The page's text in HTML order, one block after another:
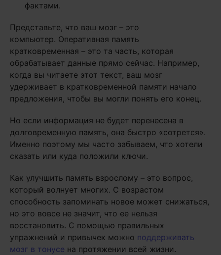
фактами.
Представьте, что ваш мозг – это
компьютер. Оперативная память
кратковременная – это та часть, которая
обрабатывает данные прямо сейчас. Например,
когда вы читаете этот текст, ваш мозг
удерживает в кратковременной памяти начало
предложения, чтобы вы могли понять его конец.
Но если информация не будет перенесена в
долговременную память, она быстро «сотрется».
Именно поэтому мы часто забываем, что хотели
сказать или куда положили ключи.
Как улучшить память взрослому – это вопрос,
который волнует многих. С возрастом
способность запоминать новое может снижаться,
но это вовсе не значит, что ее нельзя
восстановить. С помощью правильных
упражнений и привычек можно поддерживать
мозг в тонусе на протяжении всей жизни.